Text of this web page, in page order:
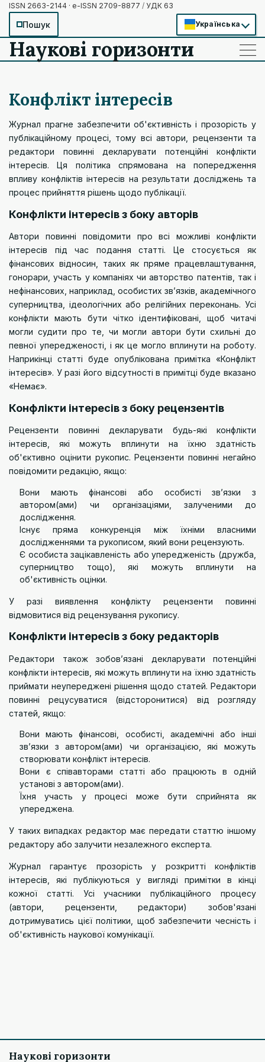
ISSN 2663-2144 · e-ISSN 2709-8877 / УДК 63
Пошук Українська
Наукові горизонти ——
——
——
Конфлікт інтересів
Журнал прагне забезпечити об'єктивність і прозорість у
публікаційному процесі, тому всі автори, рецензенти та
редактори повинні декларувати потенційні конфлікти
інтересів. Ця політика спрямована на попередження
впливу конфліктів інтересів на результати досліджень та
процес прийняття рішень щодо публікації.
Конфлікти інтересів з боку авторів
Автори повинні повідомити про всі можливі конфлікти
інтересів під час подання статті. Це стосується як
фінансових відносин, таких як пряме працевлаштування,
гонорари, участь у компаніях чи авторство патентів, так і
нефінансових, наприклад, особистих зв’язків, академічного
суперництва, ідеологічних або релігійних переконань. Усі
конфлікти мають бути чітко ідентифіковані, щоб читачі
могли судити про те, чи могли автори бути схильні до
певної упередженості, і як це могло вплинути на роботу.
Наприкінці статті буде опублікована примітка «Конфлікт
інтересів». У разі його відсутності в примітці буде вказано
«Немає».
Конфлікти інтересів з боку рецензентів
Рецензенти повинні декларувати будь-які конфлікти
інтересів, які можуть вплинути на їхню здатність
об'єктивно оцінити рукопис. Рецензенти повинні негайно
повідомити редакцію, якщо:
Вони мають фінансові або особисті зв’язки з
автором(ами) чи організаціями, залученими до
дослідження.
Існує пряма конкуренція між їхніми власними
дослідженнями та рукописом, який вони рецензують.
Є особиста зацікавленість або упередженість (дружба,
суперництво тощо), які можуть вплинути на
об'єктивність оцінки.
У разі виявлення конфлікту рецензенти повинні
відмовитися від рецензування рукопису.
Конфлікти інтересів з боку редакторів
Редактори також зобов’язані декларувати потенційні
конфлікти інтересів, які можуть вплинути на їхню здатність
приймати неупереджені рішення щодо статей. Редактори
повинні рецусуватися (відсторонитися) від розгляду
статей, якщо:
Вони мають фінансові, особисті, академічні або інші
зв’язки з автором(ами) чи організацією, які можуть
створювати конфлікт інтересів.
Вони є співавторами статті або працюють в одній
установі з автором(ами).
Їхня участь у процесі може бути сприйнята як
упереджена.
У таких випадках редактор має передати статтю іншому
редактору або залучити незалежного експерта.
Журнал гарантує прозорість у розкритті конфліктів
інтересів, які публікуються у вигляді примітки в кінці
кожної статті. Усі учасники публікаційного процесу
(автори, рецензенти, редактори) зобов'язані
дотримуватись цієї політики, щоб забезпечити чесність і
об'єктивність наукової комунікації.
Наукові горизонти